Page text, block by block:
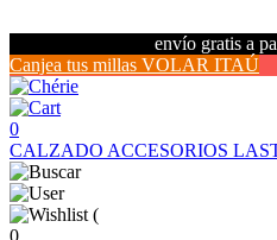
envío gratis a
Canjea tus millas VOLAR ITAÚ
0
CALZADO ACCESORIOS
(
0